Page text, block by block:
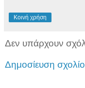
Κοινή χρήση
Δεν υπάρχουν
Δημοσίευση